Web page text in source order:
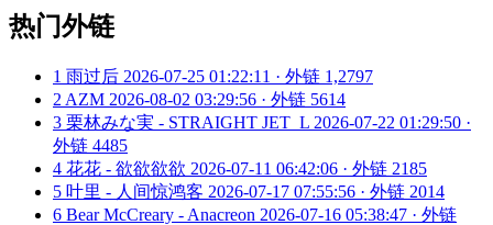
热门外链
1 雨过后 2026-07-25 01:22:11 · 外链 1,2797
2 AZM 2026-08-02 03:29:56 · 外链 5614
3 栗林みな実 - STRAIGHT JET_L 2026-07-22 01:29:50 ·
外链 4485
4 花花 - 欲欲欲欲 2026-07-11 06:42:06 · 外链 2185
5 叶里 - 人间惊鸿客 2026-07-17 07:55:56 · 外链 2014
6 Bear McCreary - Anacreon 2026-07-16 05:38:47 · 外链